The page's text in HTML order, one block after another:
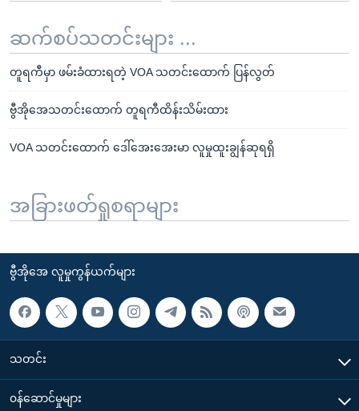
ဆက်စပ်သတင်းများ ...
တူရကီမှာ ဖမ်းခံထားရတဲ့ VOA သတင်းထောက် ပြန်လွတ်
ဗွီအိုအေသတင်းထောက် တူရကီထိန်းသိမ်းထား
VOA သတင်းထောက် ဒေါ်အေးအေးမာ လူမှုထူးချွန်ဆုရရှိ
အခြားဖတ်ရှုစရာများ
ဗွီအိုအေ လူမှုကွန်ယက်များ
သတင်း
၀န်ဆောင်မှုများ